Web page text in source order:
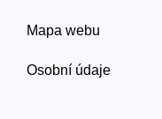
Mapa webu
Osobní údaje